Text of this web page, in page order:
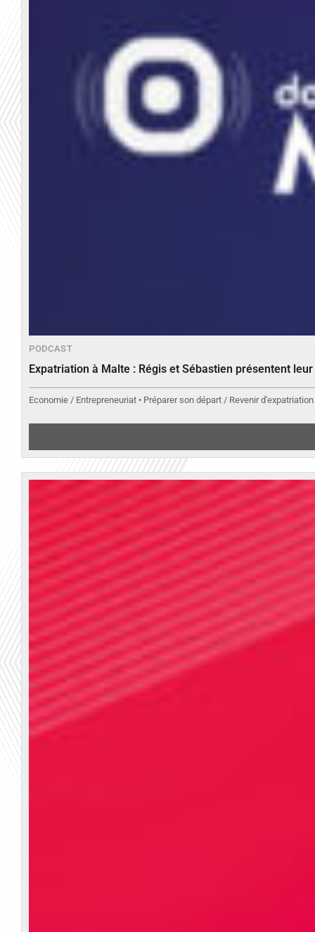
PODCAST
Expatriation à Malte : Régis et Sébastien présentent
Economie / Entrepreneuriat • Préparer son départ / Revenir d'expatriation